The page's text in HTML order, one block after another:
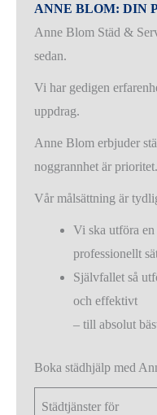
ANNE BLOM: DIN
Anne Blom Städ &
sedan.
Vi har gedigen
uppdrag.
Anne Blom erbjuder
noggrannhet är prioritet.
Vår målsättning är
Vi ska utföra en
professionellt
Självfallet så
och effektivt
– till absolut
Boka städhjälp med
Städtjänster för